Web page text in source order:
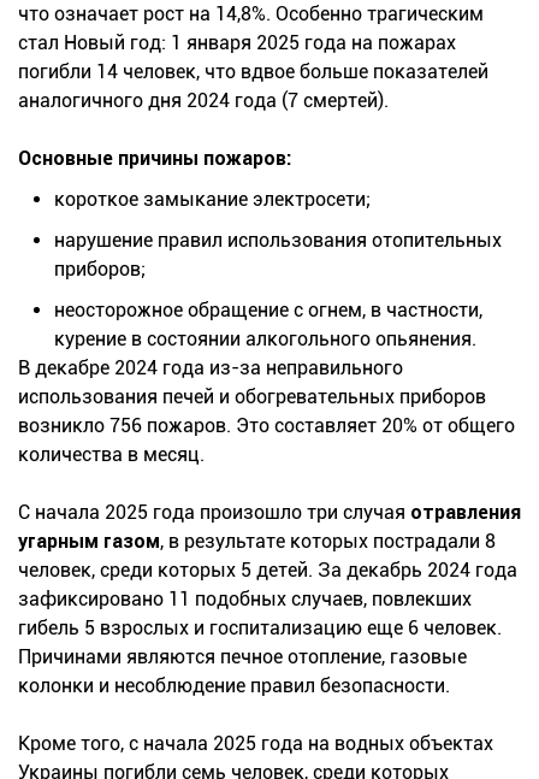
что означает рост на 14,8%. Особенно трагическим
стал Новый год: 1 января 2025 года на пожарах
погибли 14 человек, что вдвое больше показателей
аналогичного дня 2024 года (7 смертей).
Основные причины пожаров:
короткое замыкание электросети;
нарушение правил использования отопительных
приборов;
неосторожное обращение с огнем, в частности,
курение в состоянии алкогольного опьянения.
В декабре 2024 года из-за неправильного
использования печей и обогревательных приборов
возникло 756 пожаров. Это составляет 20% от общего
количества в месяц.
С начала 2025 года произошло три случая отравления
угарным газом, в результате которых пострадали 8
человек, среди которых 5 детей. За декабрь 2024 года
зафиксировано 11 подобных случаев, повлекших
гибель 5 взрослых и госпитализацию еще 6 человек.
Причинами являются печное отопление, газовые
колонки и несоблюдение правил безопасности.
Кроме того, с начала 2025 года на водных объектах
Украины погибли семь человек, среди которых